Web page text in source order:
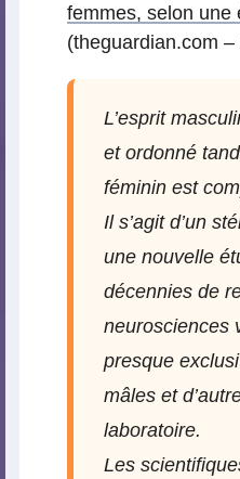
femmes, selon une
(theguardian.com
L’esprit
et ordonné
féminin est
Il s’agit d’un
une nouvelle
décennies de
neurosciences
presque
mâles et
laboratoire.
Les